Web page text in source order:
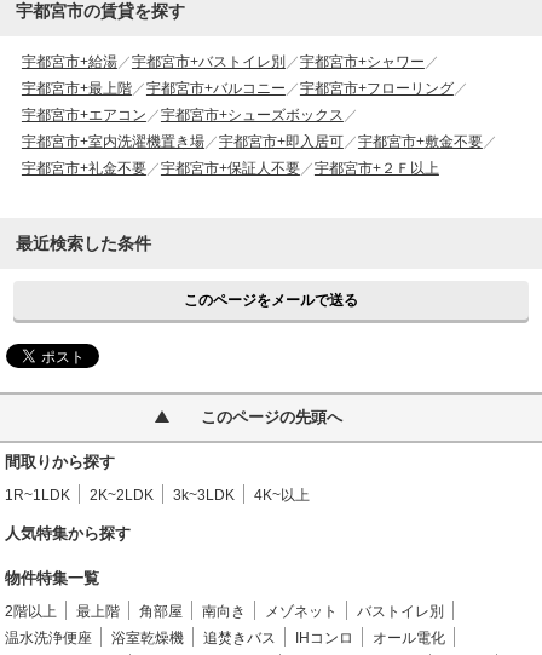
宇都宮市の賃貸を探す
宇都宮市+給湯 宇都宮市+バストイレ別
宇都宮市+シャワー
宇都宮市+最上階
宇都宮市+バルコニー
宇都宮市+フローリング
宇都宮市+エアコン
宇都宮市+シューズボックス
宇都宮市+室内洗濯機置き場
宇都宮市+即入居可
宇都宮市+敷金不要
宇都宮市+礼金不要
宇都宮市+保証人不要 宇都宮市+２Ｆ以上
最近検索した条件
このページをメールで送る
このページの先頭へ
間取りから探す
1R~1LDK 2K~2LDK 3k~3LDK 4K~以上
人気特集から探す
物件特集一覧
2階以上 最上階 角部屋 南向き メゾネット
バストイレ別
温水洗浄便座
浴室乾燥機 追焚きバス IHコンロ
オール電化